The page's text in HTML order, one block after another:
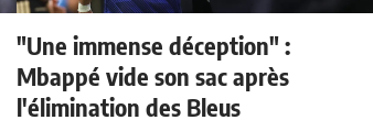
"Une immense déception" :
Mbappé vide son sac après
l'élimination des Bleus